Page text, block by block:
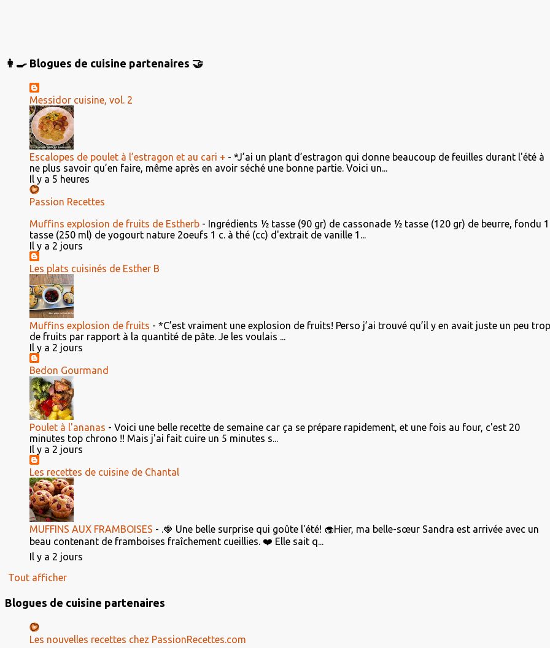
👩‍🍳 Blogues de cuisine partenaires 🤝
Messidor cuisine, vol. 2
Escalopes de poulet à l’estragon et au cari + - *J’ai un plant d’estragon qui donne beaucoup de feuilles durant l'été à
ne plus savoir qu’en faire, même après en avoir séché une bonne partie. Voici un...
Il y a 5 heures
Passion Recettes
Muffins explosion de fruits de Estherb - Ingrédients ½ tasse (90 gr) de cassonade ½ tasse (120 gr) de beurre, fondu 1
tasse (250 ml) de yogourt nature 2oeufs 1 c. à thé (cc) d'extrait de vanille 1...
Il y a 2 jours
Les plats cuisinés de Esther B
Muffins explosion de fruits - *C’est vraiment une explosion de fruits! Perso j’ai trouvé qu’il y en avait juste un peu trop
de fruits par rapport à la quantité de pâte. Je les voulais ...
Il y a 2 jours
Bedon Gourmand
Poulet à l'ananas - Voici une belle recette de semaine car ça se prépare rapidement, et une fois au four, c'est 20
minutes top chrono !! Mais j'ai fait cuire un 5 minutes s...
Il y a 2 jours
Les recettes de cuisine de Chantal
MUFFINS AUX FRAMBOISES - .🍓 Une belle surprise qui goûte l'été! 🧁Hier, ma belle-sœur Sandra est arrivée avec un
beau contenant de framboises fraîchement cueillies. ❤️ Elle sait q...
Il y a 2 jours
Tout afficher
Blogues de cuisine partenaires
Les nouvelles recettes chez PassionRecettes.com